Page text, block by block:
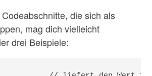
die sich als
mag dich vielleicht
drei Beispiele: